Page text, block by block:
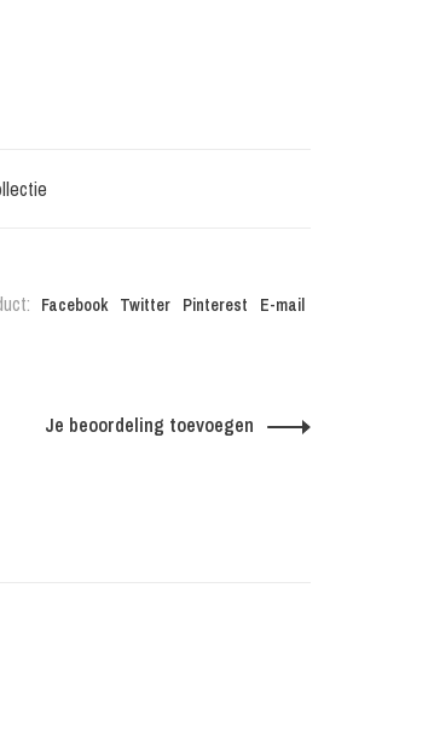
Facebook Twitter Pinterest E-mail
Je beoordeling toevoegen